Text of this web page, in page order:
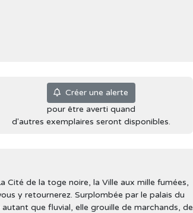
Créer une alerte
pour être averti quand
d'autres exemplaires seront disponibles.
Cité de la toge noire, la Ville aux mille fumées,
y retournerez. Surplombée par le palais du
que fluvial, elle grouille de marchands, de